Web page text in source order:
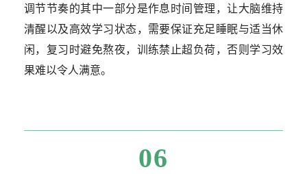
调节节奏的其中一部分是作息时间管理，让大脑维持
清醒以及高效学习状态，需要保证充足睡眠与适当休
闲，复习时避免熬夜，训练禁止超负荷，否则学习效
果难以令人满意。
06